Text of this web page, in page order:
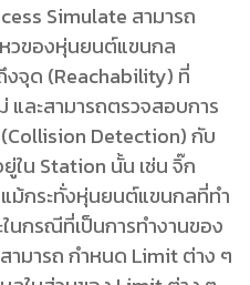
Simulate สามารถ
วของหุ่นยนต์แขนกล
งจุด (Reachability) ที่
และสามารถตรวจสอบการ
Detection) กับ
ใน Station นั้น เช่น จิ๊ก
ม้กระทั่งหุ่นยนต์แขนกลที่ทํา
นกรณีที่เป็นการทํางานของ
ามารถ กําหนด Limit ต่าง ๆ